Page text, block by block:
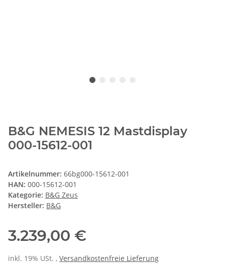
B&G NEMESIS 12 Mastdisplay
000-15612-001
Artikelnummer: 66bg000-15612-001
HAN: 000-15612-001
Kategorie: B&G Zeus
Hersteller: B&G
3.239,00 €
inkl. 19% USt. , Versandkostenfreie Lieferung